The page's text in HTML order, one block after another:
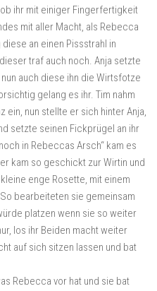
ihr mit einiger Fingerfertigkeit
mit aller Macht, als Rebecca
an einen Pissstrahl in
traf auch noch. Anja setzte
auch diese ihn die Wirtsfotze
gelang es ihr. Tim nahm
ein, nun stellte er sich hinter Anja,
setzte seinen Fickprügel an ihr
in Rebeccas Arsch“ kam es
kam so geschickt zur Wirtin und
enge Rosette, mit einem
bearbeiteten sie gemeinsam
platzen wenn sie so weiter
los ihr Beiden macht weiter
auf sich sitzen lassen und bat
Rebecca vor hat und sie bat